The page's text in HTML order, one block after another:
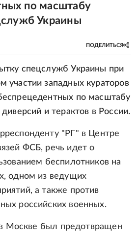
по масштабу
Украины
ПОДЕЛИТЬСЯ
спецслужб Украины при
участии западных кураторов
по масштабу
и терактов в России.
"РГ" в Центре
ФСБ, речь идет о
беспилотников на
одном из ведущих
а также против
российских военных.
в Москве был предотвращен